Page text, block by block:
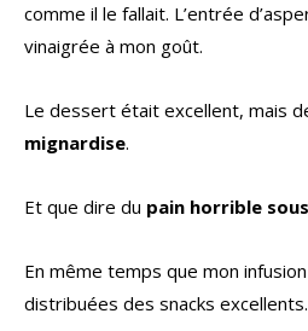
comme il le fallait. L’entrée
vinaigrée à mon goût.
Le dessert était excellent, mais
mignardise.
Et que dire du pain horrible
En même temps que mon
distribuées des snacks excellents.